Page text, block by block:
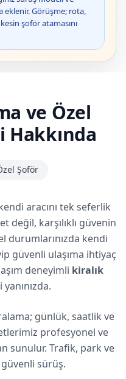
Görüşme; rota,
şoför atamasını
ve Özel
Hakkında
Şoför
aracını tek seferlik
değil, karşılıklı güvenin
durumlarınızda kendi
güvenli ulaşıma ihtiyaç
deneyimli kiralık
günlük, saatlik ve
profesyonel ve
sunulur. Trafik, park ve
sürüş.